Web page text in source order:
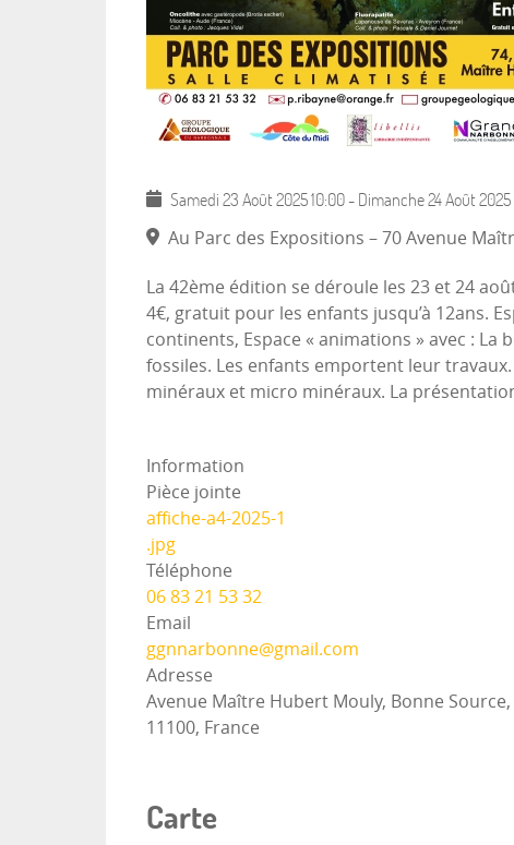
Samedi 23 Août 202510:00 - Dimanche 24 Août 2025
Au Parc des Expositions – 70 Avenue
La 42ème édition se déroule les 23 et 24
4€, gratuit pour les enfants jusqu’à 12ans.
continents, Espace « animations » avec :
fossiles. Les enfants emportent leur
minéraux et micro minéraux. La
Information
Pièce jointe
affiche-a4-2025-1
.jpg
Téléphone
06 83 21 53 32
Email
ggnnarbonne@gmail.com
Adresse
Avenue Maître Hubert Mouly, Bonne
11100, France
Carte